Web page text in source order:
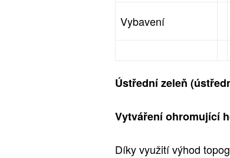
Vybavení
Ústřední zeleň
Vytváření ohromující
Díky využití výhod